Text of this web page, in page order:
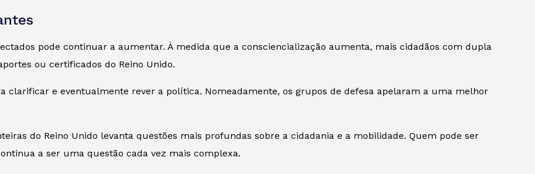
pode continuar a aumentar. À medida que a consciencialização aumenta, mais cidadãos com dupla
ou certificados do Reino Unido.
clarificar e eventualmente rever a política. Nomeadamente, os grupos de defesa apelaram a uma melhor
do Reino Unido levanta questões mais profundas sobre a cidadania e a mobilidade. Quem pode ser
a ser uma questão cada vez mais complexa.